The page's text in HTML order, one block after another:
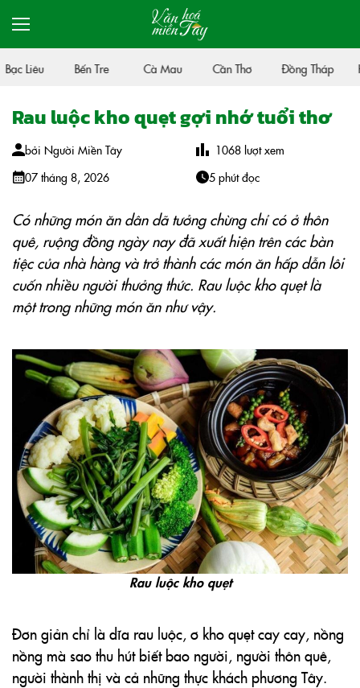
Liêu Bến Tre Cà Mau Cần Thơ Đồng Tháp
Rau luộc kho quẹt gợi nhớ tuổi thơ
bởi Người Miền Tây
07 tháng 8, 2026
1068 lượt xem
5 phút đọc
Có những món ăn dân dã tưởng chừng chỉ có ở thôn
quê, ruộng đồng ngày nay đã xuất hiện trên các bàn
tiệc của nhà hàng và trở thành các món ăn hấp dẫn lôi
cuốn nhiều người thưởng thức. Rau luộc kho quẹt là
một trong những món ăn như vậy.
Rau luộc kho quẹt
Đơn giản chỉ là dĩa rau luộc, ơ kho quẹt cay cay, nồng
nồng mà sao thu hút biết bao người, người thôn quê,
người thành thị và cả những thực khách phương Tây.